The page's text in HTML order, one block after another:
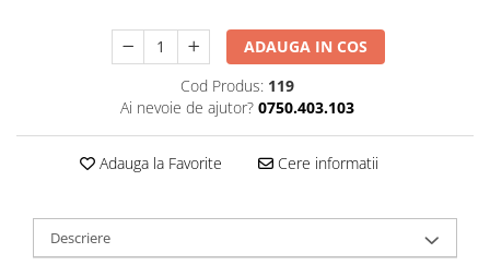
Lănțișoare cu Semilună
Lănțișoare cu Animale
Lănțișoare cu Pietre Naturale
COLIERE CU PERLE
Coliere cu Perle Naturale
ADAUGA IN COS
Cod Produs: 119
Ai nevoie de ajutor? 0750.403.103
Adauga la Favorite Cere informatii
Descriere